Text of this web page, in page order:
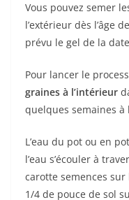
Vous pouvez semer
l’extérieur dès l’âge
prévu le gel de la
Pour lancer le
graines à l’intérieur
quelques semaines à
L’eau du pot ou en
l’eau s’écouler à
carotte semences
1/4 de pouce de sol